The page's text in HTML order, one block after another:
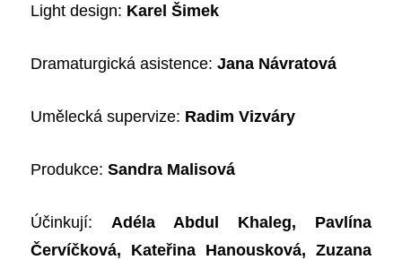
Light design: Karel Šimek
Dramaturgická asistence:Jana Návratová
Umělecká supervize: Radim Vizváry
Produkce: Sandra Malisová
Účinkují: Adéla Abdul Khaleg, Pavlína
Červíčková, Kateřina Hanousková, Zuzana